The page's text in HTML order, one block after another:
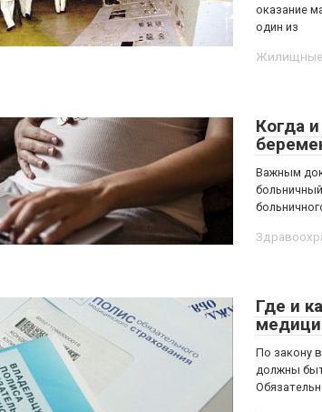
оказание
один из
Жилищные
Когда
Важным
Где и
По закону
должны